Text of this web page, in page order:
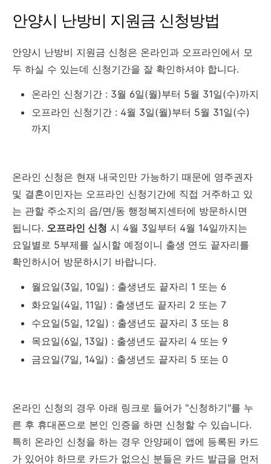
안양시 난방비 지원금 신청방법
안양시 난방비 지원금 신청은 온라인과 오프라인에서 모
두 하실 수 있는데 신청기간을 잘 확인하셔야 합니다.
온라인 신청기간 : 3월 6일(월)부터 5월 31일(수)까지
오프라인 신청기간 : 4월 3일(월)부터 5월 31일(수)
까지
온라인 신청은 현재 내국인만 가능하기 때문에 영주권자
및 결혼이민자는 오프라인 신청기간에 직접 거주하고 있
는 관할 주소지의 읍/면/동 행정복지센터에 방문하시면
됩니다. 오프라인 신청 시 4월 3일부터 4월 14일까지는
요일별로 5부제를 실시할 예정이니 출생 연도 끝자리를
확인하시어 방문하시기 바랍니다.
월요일(3일, 10일) : 출생년도 끝자리 1 또는 6
화요일(4일, 11일) : 출생년도 끝자리 2 또는 7
수요일(5일, 12일) : 출생년도 끝자리 3 또는 8
목요일(6일, 13일) : 출생년도 끝자리 4 또는 9
금요일(7일, 14일) : 출생년도 끝자리 5 또는 0
온라인 신청의 경우 아래 링크로 들어가 "신청하기"를 누
른 후 휴대폰으로 본인 인증을 하면 신청할 수 있습니다.
특히 온라인 신청을 하는 경우 안양페이 앱에 등록된 카드
가 있어야 하므로 카드가 없으신 분들은 카드 발급을 먼저